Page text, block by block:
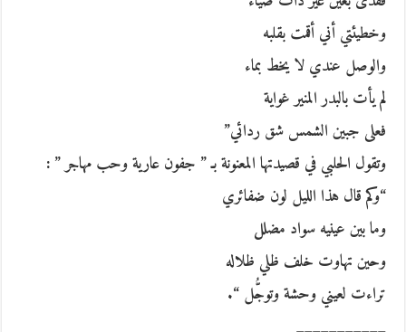
وخطيئتي أني أقمت بقلبه
والوصل عندي لا يخط بماء
لم يأت بالبدر المنير غواية
فعلى جبين الشمس شق ردائي”
وتقول الحلبي في قصيدتها المعنونة بـ ” جفون عارية وحب مهاجر ” :
“وكم قال هذا الليل لون ضفائري
وما بين عينيه سواد مضلل
وحين تهاوت خلف ظلي ظلاله
تراءت لعيني وحشة وتوجُّل “.